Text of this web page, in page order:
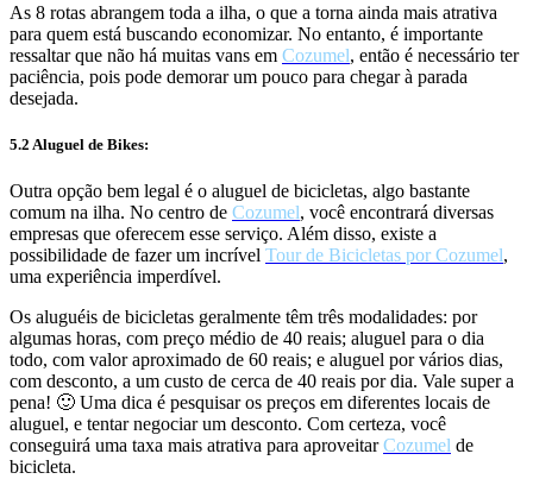
As 8 rotas abrangem toda a ilha, o que a torna ainda mais atrativa
para quem está buscando economizar. No entanto, é importante
ressaltar que não há muitas vans em Cozumel, então é necessário ter
paciência, pois pode demorar um pouco para chegar à parada
desejada.
5.2 Aluguel de Bikes:
Outra opção bem legal é o aluguel de bicicletas, algo bastante
comum na ilha. No centro de Cozumel, você encontrará diversas
empresas que oferecem esse serviço. Além disso, existe a
possibilidade de fazer um incrível Tour de Bicicletas por Cozumel,
uma experiência imperdível.
Os aluguéis de bicicletas geralmente têm três modalidades: por
algumas horas, com preço médio de 40 reais; aluguel para o dia
todo, com valor aproximado de 60 reais; e aluguel por vários dias,
com desconto, a um custo de cerca de 40 reais por dia. Vale super a
pena! 🙂 Uma dica é pesquisar os preços em diferentes locais de
aluguel, e tentar negociar um desconto. Com certeza, você
conseguirá uma taxa mais atrativa para aproveitarCozumel de
bicicleta.